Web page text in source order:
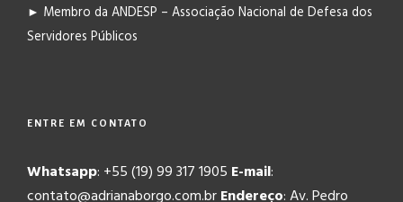
► Membro da ANDESP – Associação Nacional de Defesa dos
Servidores Públicos
ENTRE EM CONTATO
Whatsapp: +55 (19) 99 317 1905 E-mail:
contato@adrianaborgo.com.brEndereço: Av. Pedro